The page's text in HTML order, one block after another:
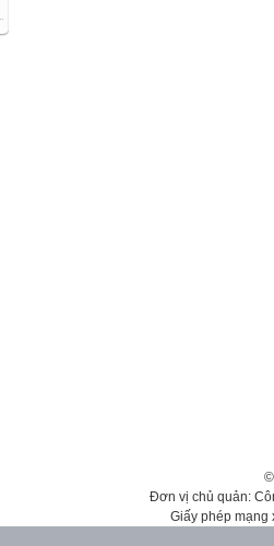
Đơn vị chủ quản:
Giấy phép mạng